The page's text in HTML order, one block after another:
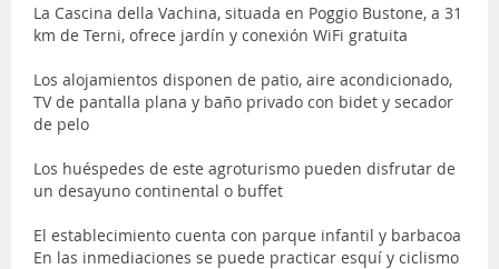
La Cascina della Vachina, situada en Poggio Bustone, a 31
km de Terni, ofrece jardín y conexión WiFi gratuita
Los alojamientos disponen de patio, aire acondicionado,
TV de pantalla plana y baño privado con bidet y secador
de pelo
Los huéspedes de este agroturismo pueden disfrutar de
un desayuno continental o buffet
El establecimiento cuenta con parque infantil y barbacoa
En las inmediaciones se puede practicar esquí y ciclismo